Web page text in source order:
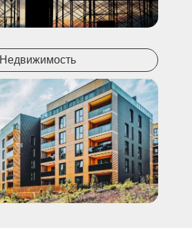
Недвижимость